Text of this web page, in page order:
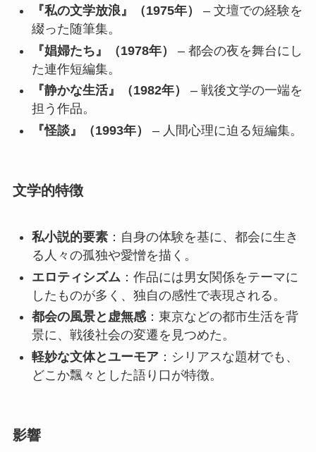
『私の文学放浪』（1975年）
– 文壇での経験を
綴った随筆集。
『娼婦たち』（1978年）
– 都会の夜を舞台にし
た連作短編集。
『静かな生活』（1982年）
– 戦後文学の一端を
担う作品。
『怪談』（1993年）
– 人間心理に迫る短編集。
文学的特徴
私小説的要素：自身の体験を基に、都会に生き
る人々の孤独や愛憎を描く。
エロティシズム ：作品には男女関係をテーマに
したものが多く、独自の感性で表現される。
都会の風景と虚無感：東京などの都市生活を背
景に、戦後社会の変遷を見つめた。
軽妙な文体とユーモア：シリアスな題材でも、
どこか飄々とした語り口が特徴。
影響